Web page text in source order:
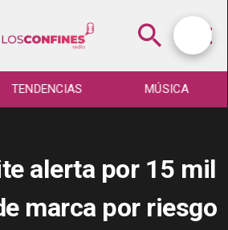
TENDENCIAS MÚSICA
alerta por 15 mil
marca por riesgo